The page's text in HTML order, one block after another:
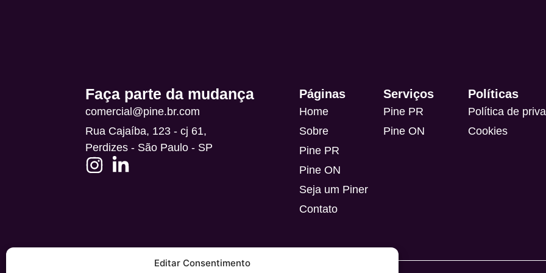
Editar Consentimento
Faça parte da mudança
comercial@pine.br.com
Rua Cajaíba, 123 - cj 61,
Perdizes - São Paulo - SP
Páginas
Home
Sobre
Pine PR
Pine ON
Seja um Piner
Contato
Serviços
Pine PR
Pine ON
Políticas
Política de
Cookies